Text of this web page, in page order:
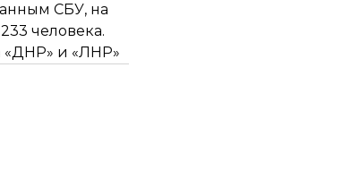
СБУ, на
человека.
«ДНР» и «ЛНР»